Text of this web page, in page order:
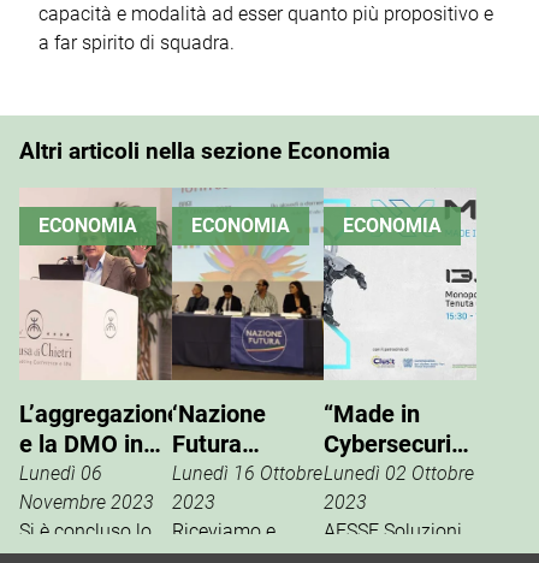
capacità e modalità ad esser quanto più propositivo e
a far spirito di squadra.
Altri articoli nella sezione Economia
ECONOMIA
L’aggregazione
e la DMO in
Valle d’Itria
Lunedì 06
Novembre 2023
Si è concluso lo
ECONOMIA
‘Nazione
Futura
Mottola-Noci’
a Agrilevante
2023
Lunedì 16 Ottobre
2023
Riceviamo e
ECONOMIA
“Made in
Cybersecurity”,
al via l’evento
sulla
sicurezza
Lunedì 02 Ottobre
2023
AESSE Soluzioni